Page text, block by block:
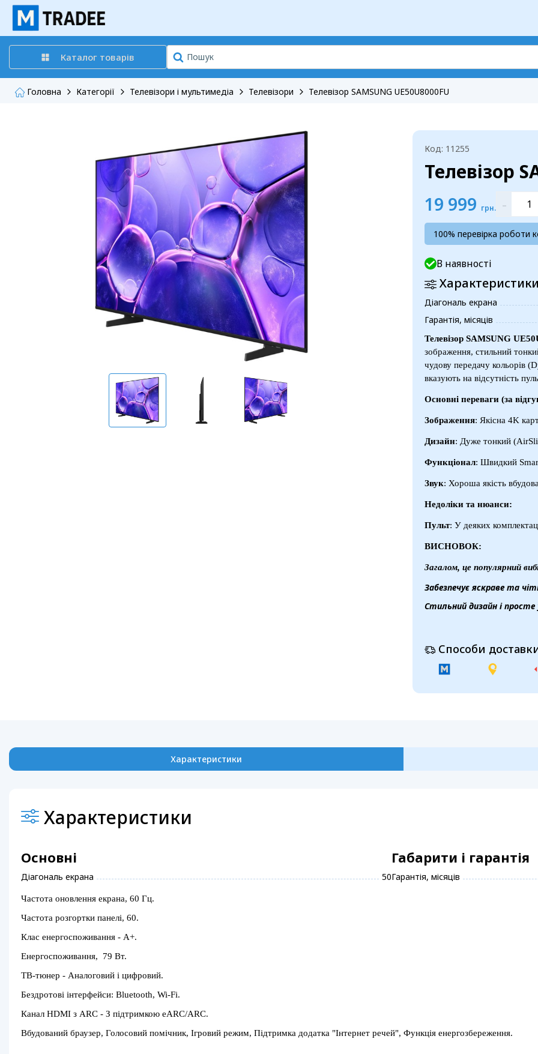
Каталог товарів
Головна Категорії Телевізори і мультимедіа Телевізори Телевізор SAMSUNG UE50U8000FU
Код: 11255
Телевізор
19 999 грн. -
100% перевірка роботи
В наявності
Діагональ екрана
Гарантія, місяців
Телевізор SAMSUNG
зображення, стильний
чудову передачу кольорів
вказують на відсутність
Основні переваги (за
Зображення: Якісна 4K
Дизайн: Дуже тонкий
Функціонал: Швидкий
Звук: Хороша якість
Недоліки та нюанси:
Пульт: У деяких
ВИСНОВОК:
Загалом, це популярний
Забезпечує яскраве та
Стильний дизайн і
Способи
Характеристики
Характеристики
Основні
Діагональ екрана 50
Габарити і гарантія
Гарантія, місяців
Частота оновлення екрана, 60 Гц.
Частота розгортки панелі, 60.
Клас енергоспоживання - А+.
Енергоспоживання, 79 Вт.
ТВ-тюнер - Аналоговий і цифровий.
Бездротові інтерфейси: Bluetooth, Wi-Fi.
Канал HDMI з ARC - З підтримкою eARC/ARC.
Вбудований браузер, Голосовий помічник, Ігровий режим, Підтримка додатка "Інтернет речей", Функція енергозбереження.